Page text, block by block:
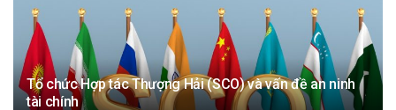
Tổ chức Hợp tác Thượng Hải (SCO) và vấn đề an ninh
tài chính